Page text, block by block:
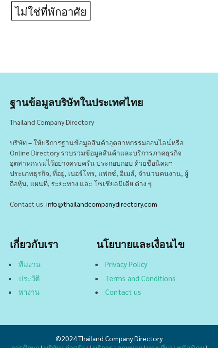
ไม่ใช่ที่พักอาศัย
ฐานข้อมูลบริษัทในประเทศไทย
Thailand Company Directory
บริษัท – ให้บริการฐานข้อมูลสินค้าอุตสาหกรรมออนไลน์หรือ
Online Directory รวบรวมข้อมูลสินค้าและบริการภาคธุรกิจ
อุตสาหกรรมไว้อย่างครบครัน ประกอบกอบ ด้วยชื่อนิคมฯ
ประเภทธุรกิจ, ที่อยู่, เบอร์โทร, แฟกซ์, อีเมล์, จำนวนคนงาน, ผู้
ถือหุ้น, แผนที่, ระยะทาง และ โซเชียลมีเดีย ต่าง ๆ
Contact us: info@thailandcompanydirectory.com
เกี่ยวกับเรา
ทีมงาน
ประวัติ
หางาน
นโยบายและเงื่อนไข
Privacy Policy
Terms and Conditions
Contact us
©2024Thailand Company Directory